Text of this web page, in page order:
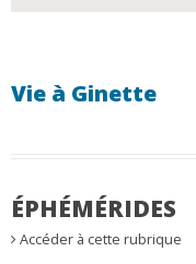
Vie à Ginette
ÉPHÉMÉRIDES
Accéder à cette rubrique